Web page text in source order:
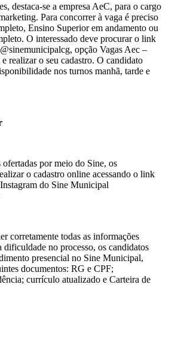
destaca-se a empresa AeC, para o cargo
Para concorrer à vaga é preciso
Ensino Superior em andamento ou
O interessado deve procurar o link
opção Vagas Aec –
realizar o seu cadastro. O candidato
nos turnos manhã, tarde e
ofertadas por meio do Sine, os
o cadastro online acessando o link
do Sine Municipal
corretamente todas as informações
dificuldade no processo, os candidatos
presencial no Sine Municipal,
documentos: RG e CPF;
currículo atualizado e Carteira de